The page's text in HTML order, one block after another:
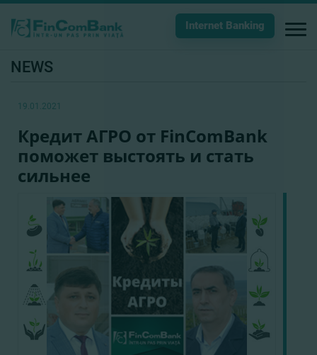
Internet Banking
NEWS
19.01.2021
Кредит АГРО от FinComBank
поможет выстоять и стать
сильнее